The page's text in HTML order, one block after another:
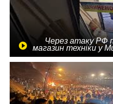
Через атаку РФ
магазин техніки у